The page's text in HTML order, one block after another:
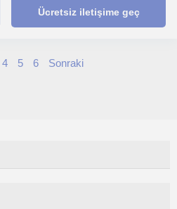
Ücretsiz iletişime geç
4 5 6 Sonraki